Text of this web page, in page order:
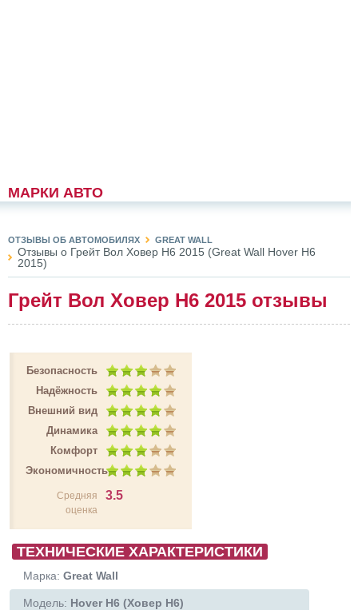
МАРКИ АВТО
ОТЗЫВЫ ОБ АВТОМОБИЛЯХ GREAT WALL
Отзывы о Грейт Вол Ховер Н6 2015 (Great Wall Hover H6
2015)
Грейт Вол Ховер Н6 2015 отзывы
Безопасность
Надёжность
Внешний вид
Динамика
Комфорт
Экономичность
Средняя
оценка
3.5
ТЕХНИЧЕСКИЕ ХАРАКТЕРИСТИКИ
Марка: Great Wall
Модель: Hover H6 (Ховер Н6)